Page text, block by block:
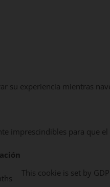
su experiencia mientras
imprescindibles para que
This cookie is set by